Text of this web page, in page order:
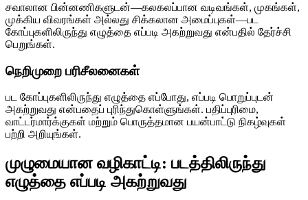
சவாலான பின்னணிகளுடன்—கலகலப்பான வடிவங்கள், முகங்கள்,
முக்கிய விவரங்கள் அல்லது சிக்கலான அமைப்புகள்—பட
கோப்புகளிலிருந்து எழுத்தை எப்படி அகற்றுவது என்பதில் தேர்ச்சி
பெறுங்கள்.
நெறிமுறை பரிசீலனைகள்
பட கோப்புகளிலிருந்து எழுத்தை எப்போது, எப்படி பொறுப்புடன்
அகற்றுவது என்பதைப் புரிந்துகொள்ளுங்கள். பதிப்புரிமை,
வாட்டர்மார்க்குகள் மற்றும் பொருத்தமான பயன்பாட்டு நிகழ்வுகள்
பற்றி அறியுங்கள்.
முழுமையான வழிகாட்டி: படத்திலிருந்து
எழுத்தை எப்படி அகற்றுவது